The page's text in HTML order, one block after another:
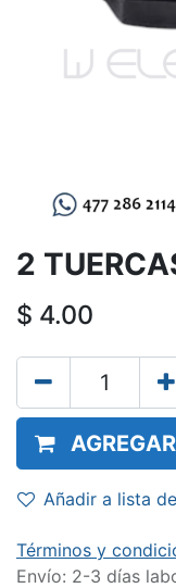
2
$ 4.00
Añadir a lista
Términos y
Envío: 2-3 días